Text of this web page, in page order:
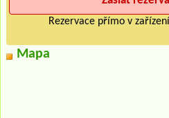
Rezervace přímo v
Mapa